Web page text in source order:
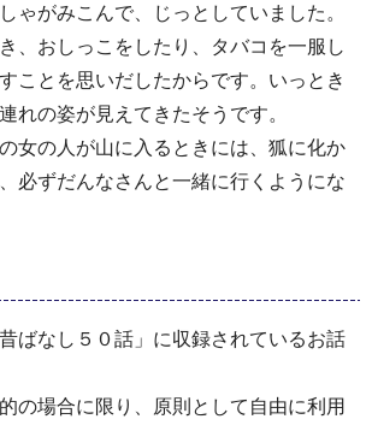
ゃがみこんで、じっとしていました。
、おしっこをしたり、タバコを一服し
ことを思いだしたからです。いっとき
れの姿が見えてきたそうです。
女の人が山に入るときには、狐に化か
必ずだんなさんと一緒に行くようにな
ばなし５０話」に収録されているお話
の場合に限り、原則として自由に利用